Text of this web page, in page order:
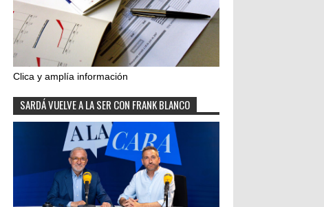
Clica y amplía información
SARDÁ VUELVE A LA SER CON FRANK BLANCO